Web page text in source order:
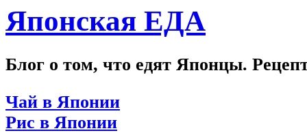
Японская ЕДА
Блог о том, что едят Японцы.
Чай в Японии
Рис в Японии